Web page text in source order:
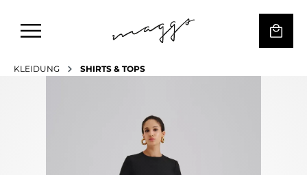
KLEIDUNG SHIRTS & TOPS